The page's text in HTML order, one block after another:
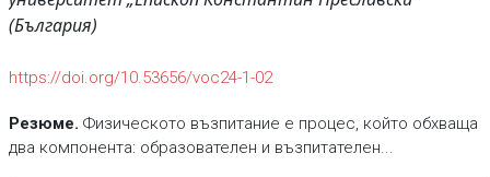
(България)
https://doi.org/10.53656/voc24-1-02
Резюме. Физическото възпитание е процес, който обхваща
два компонента: образователен и възпитателен...